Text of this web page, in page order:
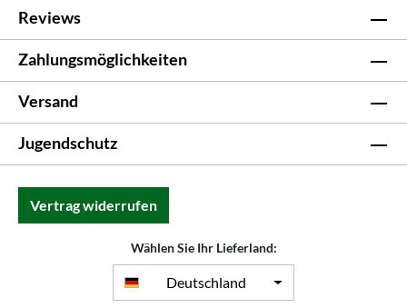
Reviews
Zahlungsmöglichkeiten
Versand
Jugendschutz
Vertrag widerrufen
Wählen Sie Ihr Lieferland:
Deutschland